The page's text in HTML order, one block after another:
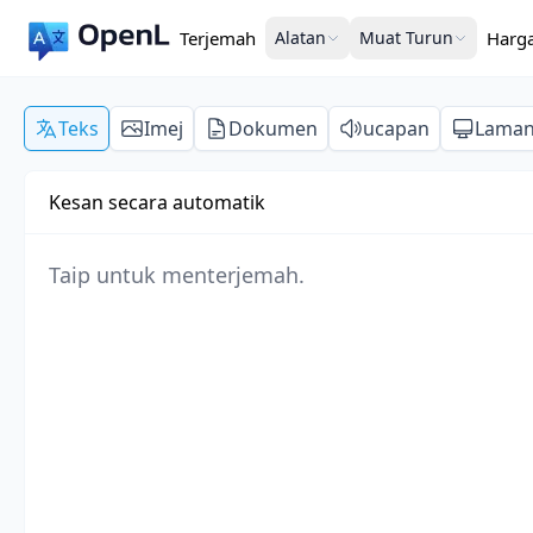
Terjemah Alatan Muat Turun
Teks Imej Dokumen ucapan
Kesan secara automatik